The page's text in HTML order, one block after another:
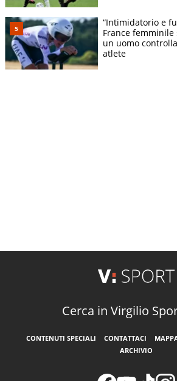
“Intimidatorio e
France femminile
un uomo
atlete
Cerca in Virgilio
CONTENUTI SPECIALI CONTATTACI
ARCHIVIO